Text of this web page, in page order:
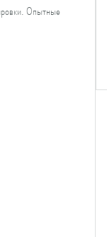
Опытные